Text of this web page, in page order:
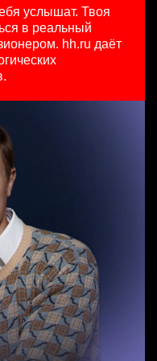
бизнесу
услышат. Твоя
в реальный
hh.ru даёт